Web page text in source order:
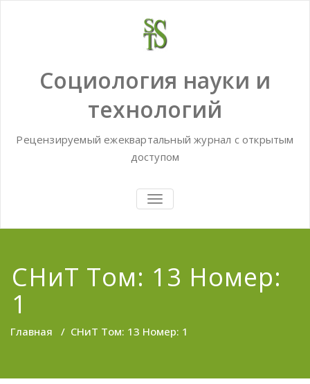
Социология науки и
технологий
Рецензируемый ежеквартальный журнал с открытым
доступом
TOGGLE
NAVIGATION
СНиТ Том: 13 Номер:
1
Главная / СНиТ Том: 13 Номер: 1